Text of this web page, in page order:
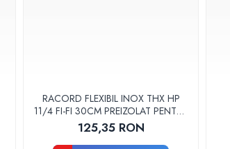
RACORD FLEXIBIL INOX THX HP
11/4 FI-FI 30CM PREIZOLAT PENTRU
POMPA DE CALDURA - THX
125,35 RON